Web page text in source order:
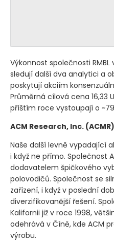
Výkonnost společnosti
sledují další dva analytici a
poskytují akciím
Průměrná cílová cena 16,33
příštím roce vystoupají o ~79
ACM Research, Inc. (ACMR)
Naše další levně vypadající
i když ne přímo. Společnost
dodavatelem špičkového
polovodičů. Společnost se
zařízení, i když v poslední
diverzifikovanější řešení.
Kalifornii již v roce 1998,
odehrává v Číně, kde ACM
výrobu.